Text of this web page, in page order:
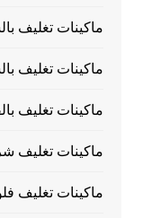
ماكينات تغليف
ماكينات تغليف
ماكينات تغليف
ماكينات تغليف
ماكينات تغليف